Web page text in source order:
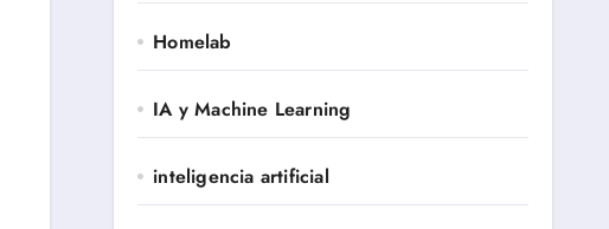
Homelab
IA y Machine Learning
inteligencia artificial